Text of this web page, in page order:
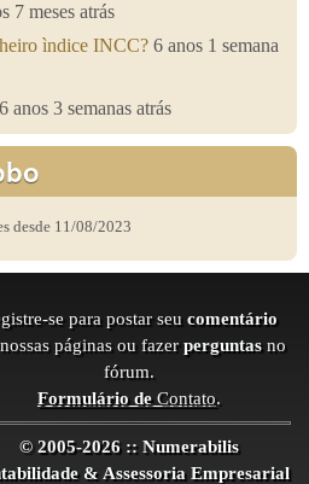
7 meses atrás
ìndice INCC? 6 anos 1 semana
6 anos 3 semanas atrás
desde 11/08/2023
se para postar seu comentário
páginas ou fazer perguntas no
fórum.
Formulário deContato.
© 2005-2026 :: Numerabilis
& Assessoria Empresarial